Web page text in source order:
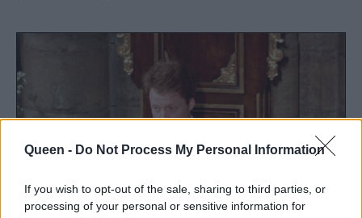
Queen - Do Not Process My Personal Information
If you wish to opt-out of the sale, sharing to third parties, or
processing of your personal or sensitive information for